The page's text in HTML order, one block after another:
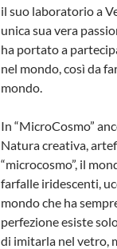
il suo laboratorio a
unica sua vera
ha portato a
nel mondo, così da
mondo.
In “MicroCosmo”
Natura creativa,
“microcosmo”, il
farfalle iridescenti,
mondo che ha
perfezione esiste
di imitarla nel vetro,